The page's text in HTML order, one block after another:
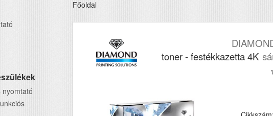
nyomtató
Főoldal
toner - festékkazetta 4K